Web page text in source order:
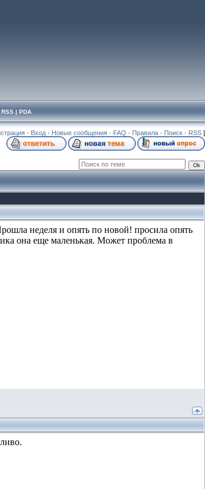
RSS| PDA
· Вход · Новые сообщения · FAQ · Правила · Поиск · RSS ]
неделя и опять по новой! просила опять
она еще маленькая. Может проблема в